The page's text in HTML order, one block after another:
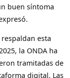
buen síntoma
esta
la ONDA ha
tramitadas de
digital. Las